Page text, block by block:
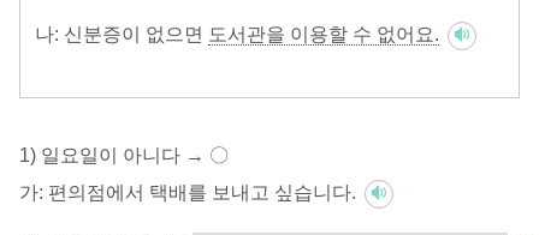
나: 신분증이 없으면 도서관을 이용할 수 없어요.
1) 일요일이 아니다 → 〇
가: 편의점에서 택배를 보내고 싶습니다.